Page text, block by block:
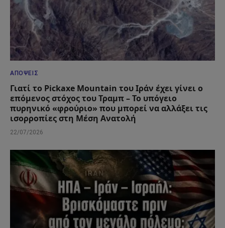
ΑΠΌΨΕΙΣ
Γιατί το Pickaxe Mountain του Ιράν έχει γίνει ο
επόμενος στόχος του Τραμπ – Το υπόγειο
πυρηνικό «φρούριο» που μπορεί να αλλάξει τις
ισορροπίες στη Μέση Ανατολή
22/07/2026